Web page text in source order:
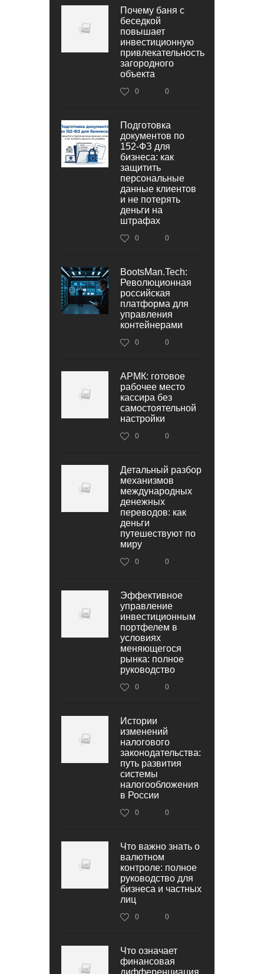
Почему баня с
беседкой
повышает
инвестиционную
привлекательность
загородного
объекта
0 0
Подготовка
документов по
152‑ФЗ для
бизнеса: как
защитить
персональные
данные клиентов
и не потерять
деньги на
штрафах
0 0
BootsMan.Tech:
Революционная
российская
платформа для
управления
контейнерами
0 0
АРМК: готовое
рабочее место
кассира без
самостоятельной
настройки
0 0
Детальный разбор
механизмов
международных
денежных
переводов: как
деньги
путешествуют по
миру
0 0
Эффективное
управление
инвестиционным
портфелем в
условиях
меняющегося
рынка: полное
руководство
0 0
Истории
изменений
налогового
законодательства:
путь развития
системы
налогообложения
в России
0 0
Что важно знать о
валютном
контроле: полное
руководство для
бизнеса и частных
лиц
0 0
Что означает
финансовая
дифференциация